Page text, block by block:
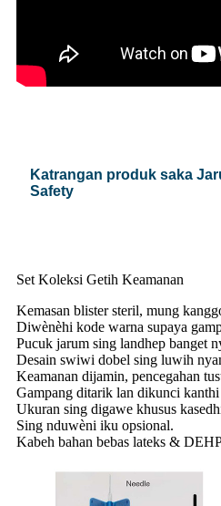
Katrangan produk saka
Safety
Set Koleksi Getih Keamanan
Kemasan blister steril, mung
Diwènèhi kode warna supaya
Pucuk jarum sing landhep banget
Desain swiwi dobel sing luwih
Keamanan dijamin, pencegahan
Gampang ditarik lan dikunci kanthi
Ukuran sing digawe khusus
Sing nduwèni iku opsional.
Kabeh bahan bebas lateks &